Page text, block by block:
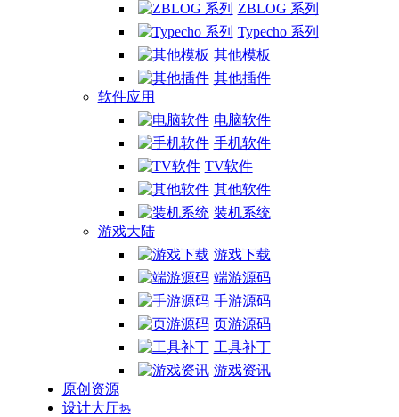
ZBLOG 系列
Typecho 系列
其他模板
其他插件
软件应用
电脑软件
手机软件
TV软件
其他软件
装机系统
游戏大陆
游戏下载
端游源码
手游源码
页游源码
工具补丁
游戏资讯
原创资源
设计大厅热